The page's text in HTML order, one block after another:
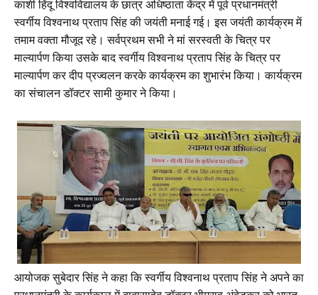
काशी हिंदू विश्वविद्यालय के छात्र अधिष्ठाता केंद्र में पूर्व प्रधानमंत्री
स्वर्गीय विश्वनाथ प्रताप सिंह की जयंती मनाई गई। इस जयंती कार्यक्रम में
तमाम वक्ता मौजूद रहे। सर्वप्रथम सभी ने मां सरस्वती के चित्र पर
माल्यार्पण किया उसके बाद स्वर्गीय विश्वनाथ प्रताप सिंह के चित्र पर
माल्यार्पण कर दीप प्रज्वलन करके कार्यक्रम का शुभारंभ किया। कार्यक्रम
का संचालन डॉक्टर सामी कुमार ने किया।
आयोजक सुबेदार सिंह ने कहा कि स्वर्गीय विश्वनाथ प्रताप सिंह ने अपने का